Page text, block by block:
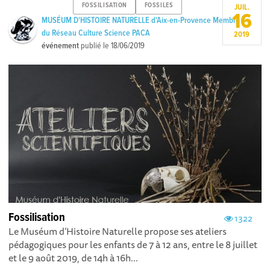
FOSSILISATION FOSSILES
MUSÉUM D'HISTOIRE NATURELLE d'Aix-en-Provence Membre
du Réseau Culture Science PACA
événement publié le18/06/2019
JUIL.
16
2019
1322
Fossilisation
Le Muséum d’Histoire Naturelle propose ses ateliers
pédagogiques pour les enfants de 7 à 12 ans, entre le 8 juillet
et le 9 août 2019, de 14h à 16h...